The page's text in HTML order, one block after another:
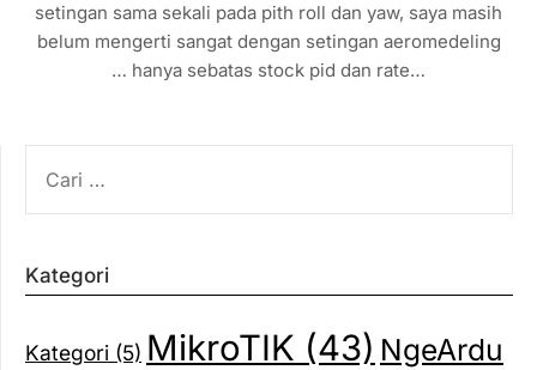
setingan sama sekali pada pith roll dan yaw, saya masih
belum mengerti sangat dengan setingan aeromedeling
… hanya sebatas stock pid dan rate…
UNTUK:
Kategori
Kategori (5) MikroTIK (43) NgeArdu